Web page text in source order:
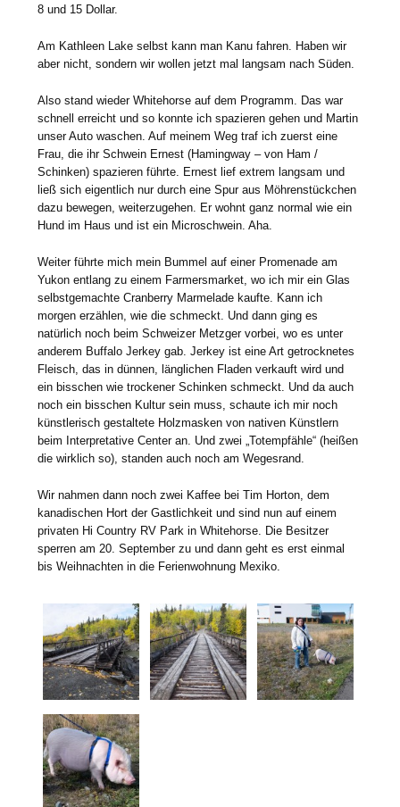
8 und 15 Dollar.
Am Kathleen Lake selbst kann man Kanu fahren. Haben wir
aber nicht, sondern wir wollen jetzt mal langsam nach Süden.
Also stand wieder Whitehorse auf dem Programm. Das war
schnell erreicht und so konnte ich spazieren gehen und Martin
unser Auto waschen. Auf meinem Weg traf ich zuerst eine
Frau, die ihr Schwein Ernest (Hamingway – von Ham /
Schinken) spazieren führte. Ernest lief extrem langsam und
ließ sich eigentlich nur durch eine Spur aus Möhrenstückchen
dazu bewegen, weiterzugehen. Er wohnt ganz normal wie ein
Hund im Haus und ist ein Microschwein. Aha.
Weiter führte mich mein Bummel auf einer Promenade am
Yukon entlang zu einem Farmersmarket, wo ich mir ein Glas
selbstgemachte Cranberry Marmelade kaufte. Kann ich
morgen erzählen, wie die schmeckt. Und dann ging es
natürlich noch beim Schweizer Metzger vorbei, wo es unter
anderem Buffalo Jerkey gab. Jerkey ist eine Art getrocknetes
Fleisch, das in dünnen, länglichen Fladen verkauft wird und
ein bisschen wie trockener Schinken schmeckt. Und da auch
noch ein bisschen Kultur sein muss, schaute ich mir noch
künstlerisch gestaltete Holzmasken von nativen Künstlern
beim Interpretative Center an. Und zwei „Totempfähle“ (heißen
die wirklich so), standen auch noch am Wegesrand.
Wir nahmen dann noch zwei Kaffee bei Tim Horton, dem
kanadischen Hort der Gastlichkeit und sind nun auf einem
privaten Hi Country RV Park in Whitehorse. Die Besitzer
sperren am 20. September zu und dann geht es erst einmal
bis Weihnachten in die Ferienwohnung Mexiko.